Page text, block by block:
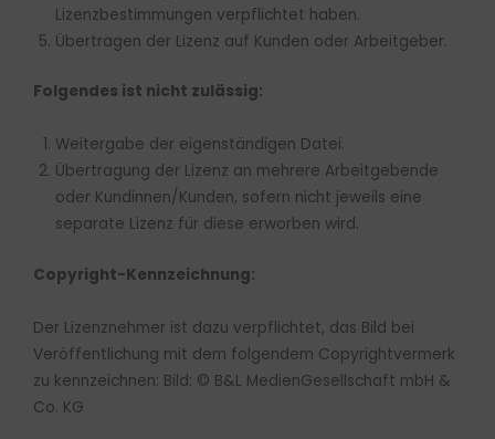
Lizenzbestimmungen verpflichtet haben.
Übertragen der Lizenz auf Kunden oder Arbeitgeber.
Folgendes ist nicht zulässig:
Weitergabe der eigenständigen Datei.
Übertragung der Lizenz an mehrere Arbeitgebende
oder Kundinnen/Kunden, sofern nicht jeweils eine
separate Lizenz für diese erworben wird.
Copyright-Kennzeichnung:
Der Lizenznehmer ist dazu verpflichtet, das Bild bei
Veröffentlichung mit dem folgendem Copyrightvermerk
zu kennzeichnen: Bild: © B&L MedienGesellschaft mbH &
Co. KG